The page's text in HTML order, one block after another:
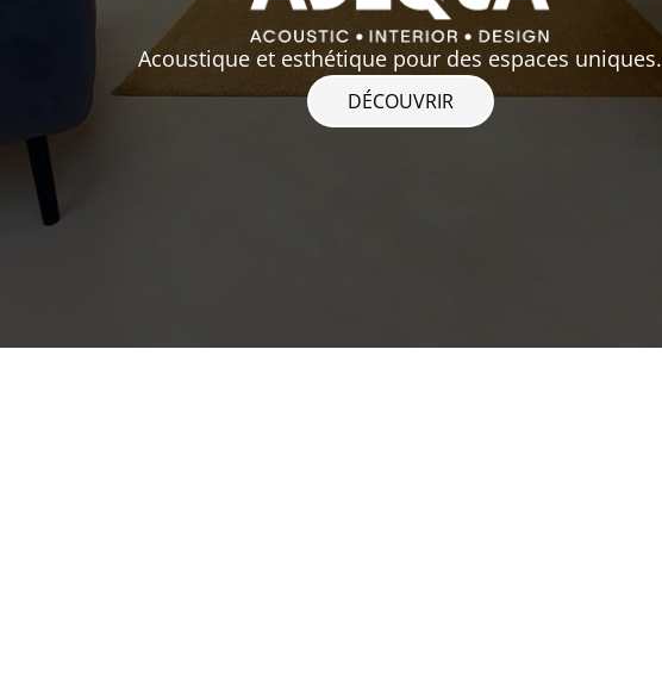
Acoustique et esthétique pour des espaces uniques.
DÉCOUVRIR